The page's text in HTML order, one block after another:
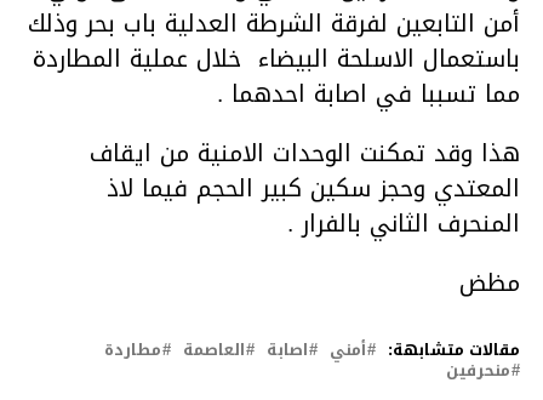
أمن التابعين لفرقة الشرطة العدلية باب بحر وذلك
باستعمال الاسلحة البيضاء خلال عملية المطاردة
مما تسببا في اصابة احدهما .
هذا وقد تمكنت الوحدات الامنية من ايقاف
المعتدي وحجز سكين كبير الحجم فيما لاذ
المنحرف الثاني بالفرار .
مظض
مقالات متشابهة: أمني اصابة العاصمة مطاردة
منحرفين